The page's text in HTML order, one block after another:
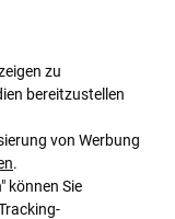
zu
bereitzustellen
von Werbung
.
können Sie